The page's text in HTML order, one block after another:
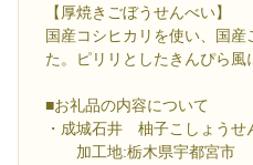
【厚焼きごぼうせんべい】
国産コシヒカリを使い、国
た。ピリリとしたきんぴら風
■お礼品の内容について
・成城石井 柚子こしょうせ
加工地:栃木県宇都宮市